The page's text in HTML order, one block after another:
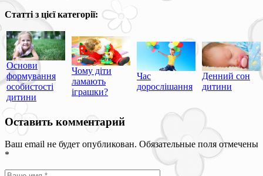
Статті з цієї категорії:
Основи
формування
особистості
дитини
Чому діти
ламають
іграшки?
Час
дорослішання
Денний сон
дитини
Оставить комментарий
Ваш email не будет опубликован. Обязательные поля отмечены
*